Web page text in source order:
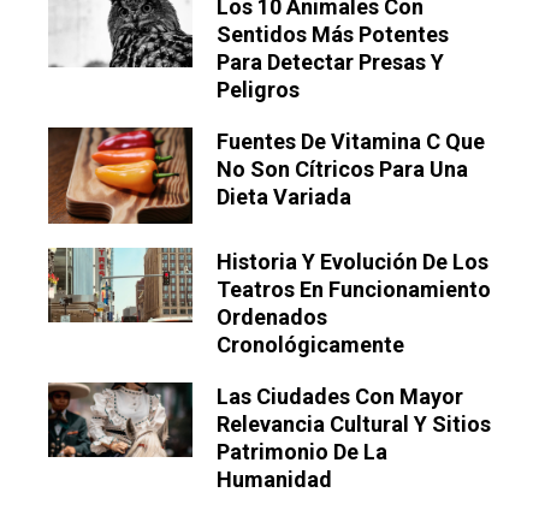
Los 10 Animales Con
Sentidos Más Potentes
Para Detectar Presas Y
Peligros
Fuentes De Vitamina C Que
No Son Cítricos Para Una
Dieta Variada
Historia Y Evolución De Los
Teatros En Funcionamiento
Ordenados
Cronológicamente
Las Ciudades Con Mayor
Relevancia Cultural Y Sitios
Patrimonio De La
Humanidad